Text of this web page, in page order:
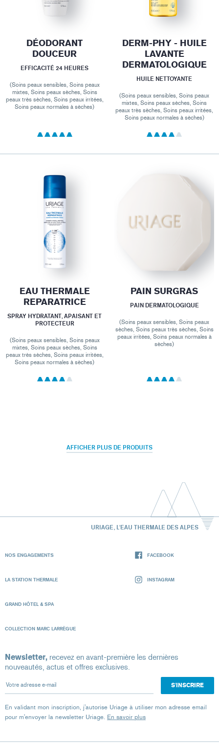
DÉODORANT
DOUCEUR
EFFICACITÉ 24 HEURES
(Soins peaux sensibles, Soins peaux
mixtes, Soins peaux sèches, Soins
peaux très sèches, Soins peaux irritées,
Soins peaux normales à sèches)
DERM-PHY - HUILE
LAVANTE
DERMATOLOGIQUE
HUILE NETTOYANTE
(Soins peaux sensibles, Soins peaux
mixtes, Soins peaux sèches, Soins
peaux très sèches, Soins peaux irritées,
Soins peaux normales à sèches)
EAU THERMALE
REPARATRICE
SPRAY HYDRATANT, APAISANT ET
PROTECTEUR
(Soins peaux sensibles, Soins peaux
mixtes, Soins peaux sèches, Soins
peaux très sèches, Soins peaux irritées,
Soins peaux normales à sèches)
PAIN SURGRAS
PAIN DERMATOLOGIQUE
(Soins peaux sensibles, Soins peaux
sèches, Soins peaux très sèches, Soins
peaux irritées, Soins peaux normales à
sèches)
AFFICHER PLUS DE PRODUITS
URIAGE, L'EAU THERMALE DES ALPES
NOS ENGAGEMENTS
LA STATION THERMALE
GRAND HÔTEL & SPA
COLLECTION MARC LARRÈGUE
FACEBOOK
INSTAGRAM
Newsletter, recevez en avant-première les dernières
nouveautés, actus et offres exclusives.
Votre adresse e-mail
En validant mon inscription, j'autorise Uriage à utiliser mon adresse email
pour m'envoyer la newsletter Uriage. En savoir plus